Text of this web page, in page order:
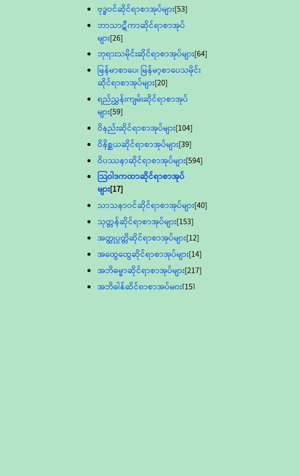
ဗုဒ္ဓဝင်ဆိုင်ရာစာအုပ်များ[53]
ဘာသာဋီကာဆိုင်ရာစာအုပ်
များ[26]
ဘုရားသမိုင်းဆိုင်ရာစာအုပ်များ[64]
မြန်မာစာပေ၊ မြန်မာ့စာပေသမိုင်း
ဆိုင်ရာစာအုပ်များ[20]
ရည်ညွှန်းကျမ်းဆိုင်ရာစာအုပ်
များ[59]
ဝိနည်းဆိုင်ရာစာအုပ်များ[104]
ဝိနိစ္ဆယဆိုင်ရာစာအုပ်များ[39]
ဝိပဿနာဆိုင်ရာစာအုပ်များ[594]
သြဝါဒကထာဆိုင်ရာစာအုပ်
များ[17]
သာသနာ၀င်ဆိုင်ရာစာအုပ်များ[40]
သုတ္တန်ဆိုင်ရာစာအုပ်များ[153]
အတ္ထုပ္ပတ္တိဆိုင်ရာစာအုပ်များ[12]
အထွေထွေဆိုင်ရာစာအုပ်များ[14]
အဘိဓမ္မာဆိုင်ရာစာအုပ်များ[217]
အဘိဓါန်ဆိုင်ရာစာအုပ်များ[15]